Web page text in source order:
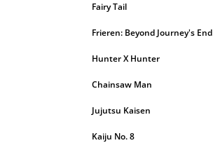
Fairy Tail
Frieren: Beyond Journey's End
Hunter X Hunter
Chainsaw Man
Jujutsu Kaisen
Kaiju No. 8